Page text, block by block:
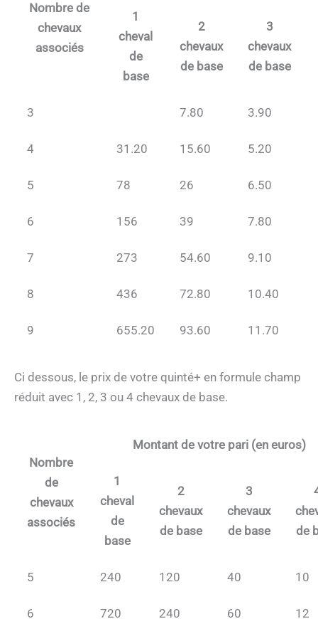
Nombre de
chevaux
associés
1
cheval
de
base
2
chevaux
de base
3
chevaux
de base
3 7.80 3.90
4 31.20 15.60 5.20
5 78 26 6.50
6 156 39 7.80
7 273 54.60 9.10
8 436 72.80 10.40
9 655.20 93.60 11.70
Ci dessous, le prix de votre quinté+ en formule champ
réduit avec 1, 2, 3 ou 4 chevaux de base.
Nombre
de
chevaux
associés
Montant de votre pari (en euros)
1
cheval
de
base
2
chevaux
de base
3
chevaux
de base
de
5 240 120 40 10
6 720 240 60 12